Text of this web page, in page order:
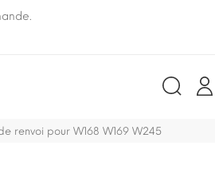
Pensez à nous
renvoi pour W168 W169 W245